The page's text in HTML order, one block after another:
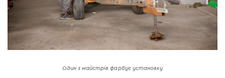
Один з майстрів фарбує установку